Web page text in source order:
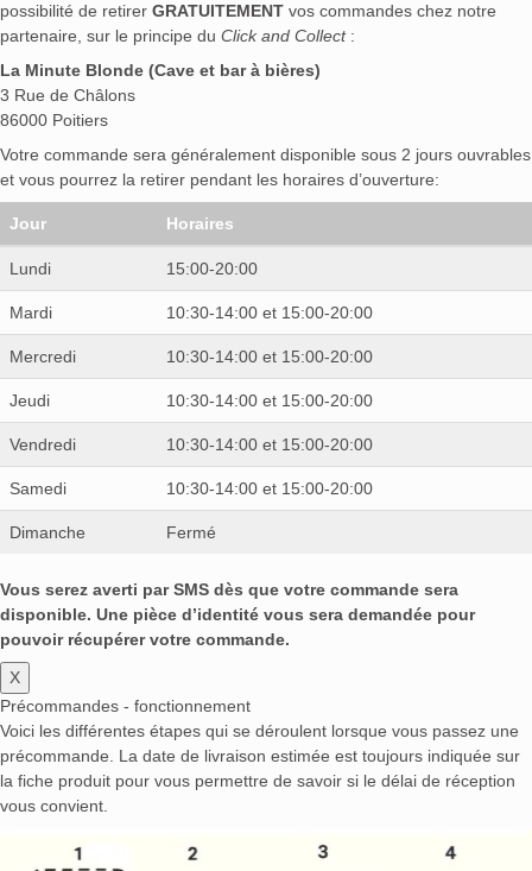
possibilité de retirer GRATUITEMENT vos commandes chez notre
partenaire, sur le principe du Click and Collect:
La Minute Blonde (Cave et bar à bières)
3 Rue de Châlons
86000 Poitiers
Votre commande sera généralement disponible sous 2 jours ouvrables
et vous pourrez la retirer pendant les horaires d’ouverture:
Jour Horaires
Lundi 15:00-20:00
Mardi 10:30-14:00 et 15:00-20:00
Mercredi 10:30-14:00 et 15:00-20:00
Jeudi 10:30-14:00 et 15:00-20:00
Vendredi 10:30-14:00 et 15:00-20:00
Samedi 10:30-14:00 et 15:00-20:00
Dimanche Fermé
Vous serez averti par SMS dès que votre commande sera
disponible. Une pièce d’identité vous sera demandée pour
pouvoir récupérer votre commande.
X
Précommandes - fonctionnement
Voici les différentes étapes qui se déroulent lorsque vous passez une
précommande. La date de livraison estimée est toujours indiquée sur
la fiche produit pour vous permettre de savoir si le délai de réception
vous convient.